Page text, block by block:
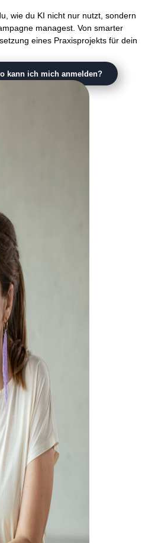
wie du KI nicht nur nutzt, sondern
managest. Von smarter
eines Praxisprojekts für dein
kann ich mich anmelden?